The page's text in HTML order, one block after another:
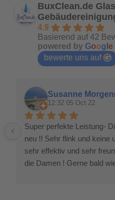
BuxClean.de
4.9
Basierend auf 42
powered by Goog e
bewerte uns auf
Susanne
12:32 05 Oct 22
Super perfekte Leistung-
neu !! Sehr flink und keine
sehr effektiv und sehr
die Damen ! Gerne bald